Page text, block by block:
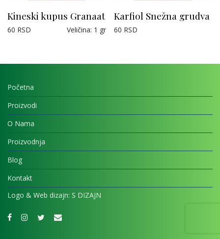
Kineski kupus Granaat
Veličina: 1 gr
60 RSD
Karfiol Snežna grudva
60 RSD
Početna
Proizvodi
O Nama
Proizvodnja
Blog
Kontakt
Logo & Web dizajn: S DIZAJN